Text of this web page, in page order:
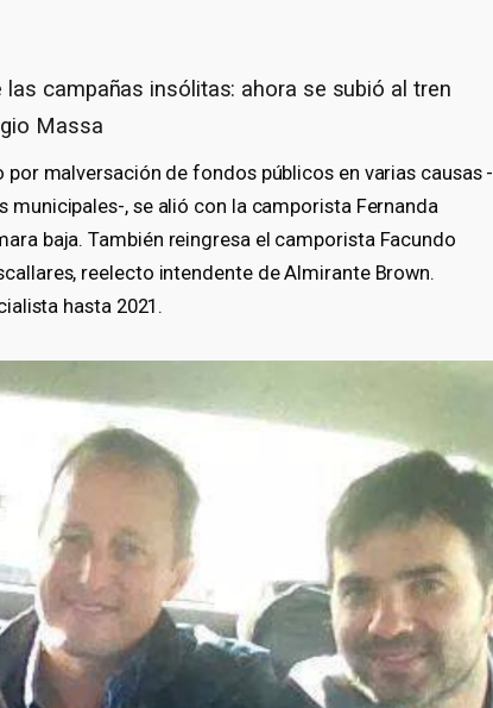
campañas insólitas: ahora se subió al tren
Massa
malversación de fondos públicos en varias causas -
, se alió con la camporista Fernanda
baja. También reingresa el camporista Facundo
reelecto intendente de Almirante Brown.
hasta 2021.